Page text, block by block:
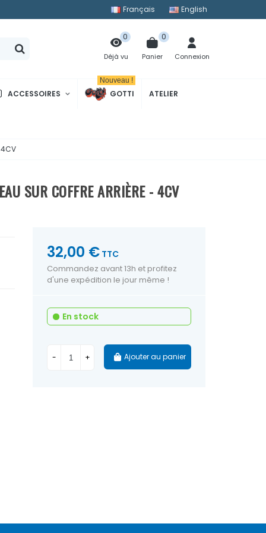
Français English
Déjà vu
0
Panier
0
Connexion
ACCESSOIRES GOTTI
Nouveau !
ATELIER
SUR COFFRE ARRIÈRE - 4CV
32,00 € TTC
Commandez avant 13h et profitez
d'une expédition le jour même !
En stock
- + Ajouter au panier